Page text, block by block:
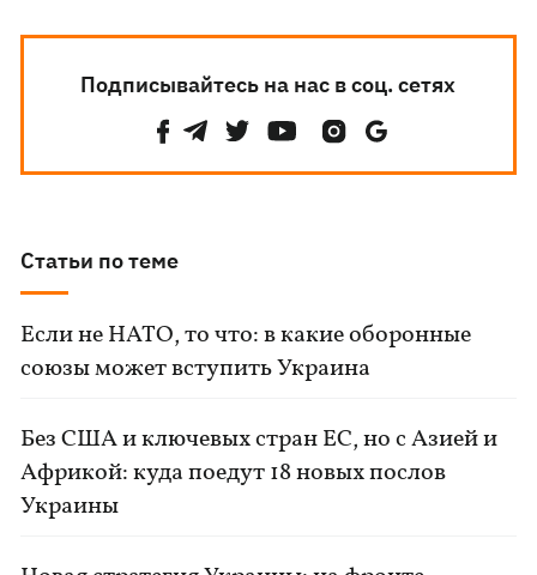
Подписывайтесь на нас в соц. сетях
Статьи по теме
Если не НАТО, то что: в какие оборонные
союзы может вступить Украина
Без США и ключевых стран ЕС, но с Азией и
Африкой: куда поедут 18 новых послов
Украины